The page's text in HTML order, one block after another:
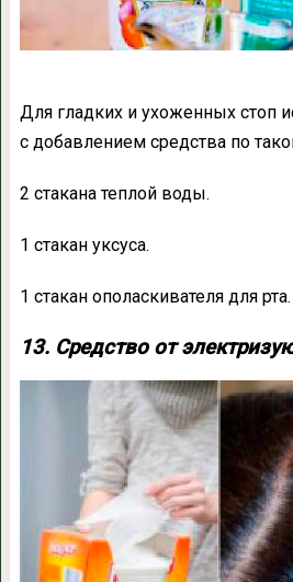
Для гладких и ухоженных стоп
с добавлением средства по
2 стакана теплой воды.
1 стакан уксуса.
1 стакан ополаскивателя для рта.
13. Средство от